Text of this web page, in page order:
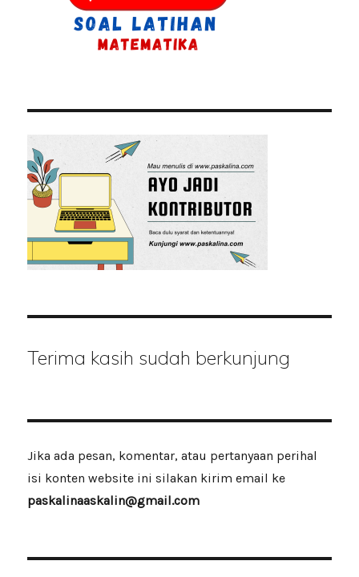
Terima kasih sudah berkunjung
Jika ada pesan, komentar, atau pertanyaan perihal
isi konten website ini silakan kirim email ke
paskalinaaskalin@gmail.com